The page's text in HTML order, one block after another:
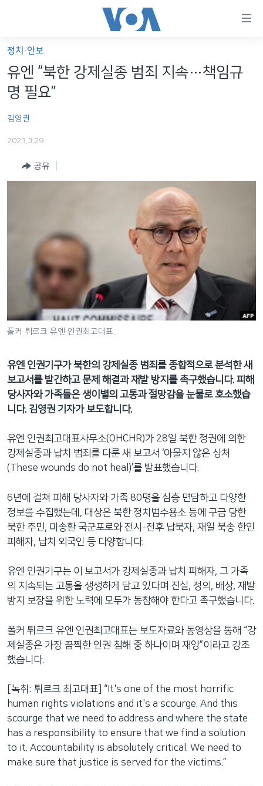
가
능
링
인
이
션
동
로
이
세계
라디오
프로그램
주파수 안내
정치·안보
유엔 “북한 강제실종 범죄 지속…책임규
명 필요”
김영권
2023.3.29
공유
폴커 튀르크 유엔 인권최고대표.
유엔 인권기구가 북한의 강제실종 범죄를 종합적으로 분석한 새
보고서를 발간하고 문제 해결과 재발 방지를 촉구했습니다. 피해
당사자와 가족들은 생이별의 고통과 절망감을 눈물로 호소했습
니다. 김영권 기자가 보도합니다.
유엔 인권최고대표사무소(OHCHR)가 28일 북한 정권에 의한
강제실종과 납치 범죄를 다룬 새 보고서 ‘아물지 않은 상처
(These wounds do not heal)’를 발표했습니다.
6년에 걸쳐 피해 당사자와 가족 80명을 심층 면담하고 다양한
정보를 수집했는데, 대상은 북한 정치범수용소 등에 구금 당한
북한 주민, 미송환 국군포로와 전시·전후 납북자, 재일 북송 한인
피해자, 납치 외국인 등 다양합니다.
유엔 인권기구는 이 보고서가 강제실종과 납치 피해자, 그 가족
의 지속되는 고통을 생생하게 담고 있다며 진실, 정의, 배상, 재발
방지 보장을 위한 노력에 모두가 동참해야 한다고 촉구했습니다.
폴커 튀르크 유엔 인권최고대표는 보도자료와 동영상을 통해 “강
제실종은 가장 끔찍한 인권 침해 중 하나이며 재앙”이라고 강조
했습니다.
[녹취: 튀르크 최고대표] “It's one of the most horrific
human rights violations and it's a scourge. And this
scourge that we need to address and where the state
has a responsibility to ensure that we find a solution
to it. Accountability is absolutely critical. We need to
make sure that justice is served for the victims.”